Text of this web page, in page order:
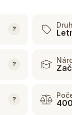
? Druh
?
? 400